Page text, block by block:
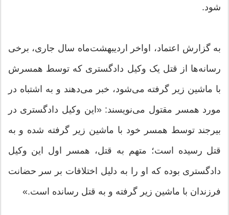
شود.
به گزارش اعتماد، اواخر اردیبهشت‌ماه سال جاری، برخی
رسانه‌ها از قتل یک وکیل دادگستری که توسط همسرش
با ماشین زیر گرفته می‌شود، خبر می‌دهند و به اشتباه در
مورد همسر مقتول می‌نویسند: «این وکیل دادگستری در
بیرجند توسط همسر خود با ماشین زیر گرفته شده و به
قتل رسیده است؛ متهم به قتل، همسر اول این وکیل
دادگستری بوده که او را به دلیل اختلافات بر سر حضانت
فرزندان با ماشین زیر گرفته و به قتل رسانده است.»